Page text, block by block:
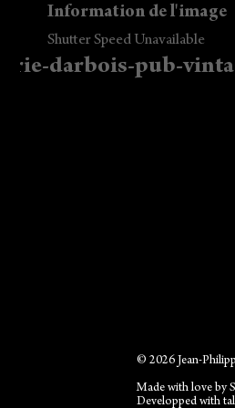
darbois-pub-
Information de l'image
Shutter Speed Unavailable
© 2026 Jean-
Made with love by
Developped with